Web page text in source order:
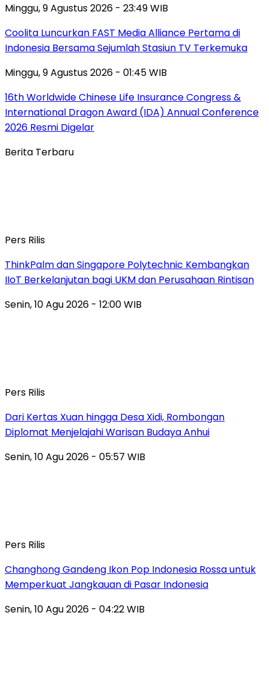
Minggu, 9 Agustus 2026 - 23:49 WIB
Coolita Luncurkan FAST Media Alliance Pertama di
Indonesia Bersama Sejumlah Stasiun TV Terkemuka
Minggu, 9 Agustus 2026 - 01:45 WIB
16th Worldwide Chinese Life Insurance Congress &
International Dragon Award (IDA) Annual Conference
2026 Resmi Digelar
Berita Terbaru
Pers Rilis
ThinkPalm dan Singapore Polytechnic Kembangkan
IIoT Berkelanjutan bagi UKM dan Perusahaan Rintisan
Senin, 10 Agu 2026 - 12:00 WIB
Pers Rilis
Dari Kertas Xuan hingga Desa Xidi, Rombongan
Diplomat Menjelajahi Warisan Budaya Anhui
Senin, 10 Agu 2026 - 05:57 WIB
Pers Rilis
Changhong Gandeng Ikon Pop Indonesia Rossa untuk
Memperkuat Jangkauan di Pasar Indonesia
Senin, 10 Agu 2026 - 04:22 WIB